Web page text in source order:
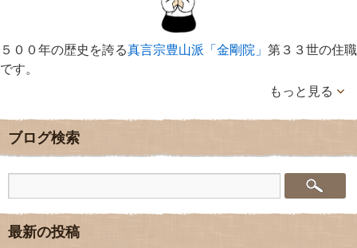
５００年の歴史を誇る真言宗豊山派「金剛院」 第３３世の住職
です。
もっと見る
ブログ検索
最新の投稿